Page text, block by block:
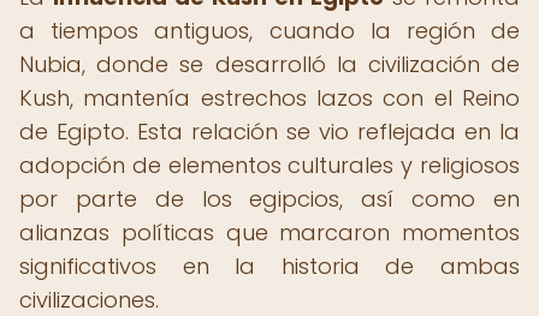
a tiempos antiguos, cuando la región de
Nubia, donde se desarrolló la civilización de
Kush, mantenía estrechos lazos con el Reino
de Egipto. Esta relación se vio reflejada en la
adopción de elementos culturales y religiosos
por parte de los egipcios, así como en
alianzas políticas que marcaron momentos
significativos en la historia de ambas
civilizaciones.